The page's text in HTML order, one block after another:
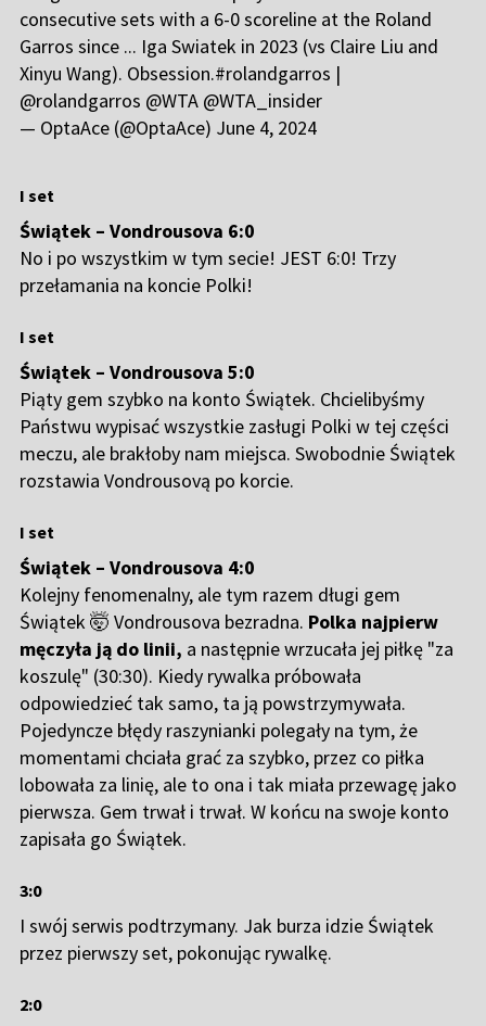
consecutive sets with a 6-0 scoreline at the Roland
Garros since ... Iga Swiatek in 2023 (vs Claire Liu and
Xinyu Wang). Obsession.#rolandgarros |
@rolandgarros @WTA @WTA_insider
— OptaAce (@OptaAce) June 4, 2024
I set
Świątek – Vondrousova 6:0
No i po wszystkim w tym secie! JEST 6:0! Trzy
przełamania na koncie Polki!
I set
Świątek – Vondrousova 5:0
Piąty gem szybko na konto Świątek. Chcielibyśmy
Państwu wypisać wszystkie zasługi Polki w tej części
meczu, ale brakłoby nam miejsca. Swobodnie Świątek
rozstawia Vondrousovą po korcie.
I set
Świątek – Vondrousova 4:0
Kolejny fenomenalny, ale tym razem długi gem
Świątek 🤯 Vondrousova bezradna. Polka najpierw
męczyła ją do linii, a następnie wrzucała jej piłkę "za
koszulę" (30:30). Kiedy rywalka próbowała
odpowiedzieć tak samo, ta ją powstrzymywała.
Pojedyncze błędy raszynianki polegały na tym, że
momentami chciała grać za szybko, przez co piłka
lobowała za linię, ale to ona i tak miała przewagę jako
pierwsza. Gem trwał i trwał. W końcu na swoje konto
zapisała go Świątek.
3:0
I swój serwis podtrzymany. Jak burza idzie Świątek
przez pierwszy set, pokonując rywalkę.
2:0